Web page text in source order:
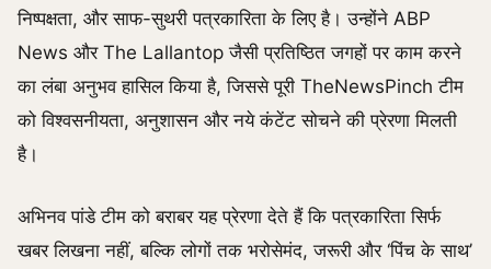
निष्पक्षता, और साफ-सुथरी पत्रकारिता के लिए है। उन्होंने ABP
News और The Lallantop जैसी प्रतिष्ठित जगहों पर काम करने
का लंबा अनुभव हासिल किया है, जिससे पूरी TheNewsPinch टीम
को विश्वसनीयता, अनुशासन और नये कंटेंट सोचने की प्रेरणा मिलती
है।
अभिनव पांडे टीम को बराबर यह प्रेरणा देते हैं कि पत्रकारिता सिर्फ
खबर लिखना नहीं, बल्कि लोगों तक भरोसेमंद, जरूरी और ‘पिंच के साथ’